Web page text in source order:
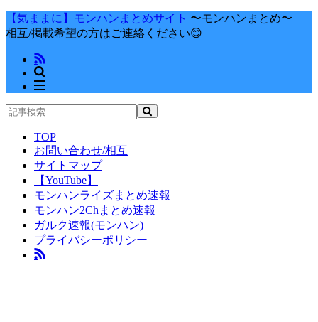
【気ままに】モンハンまとめサイト 〜モンハンまとめ〜
相互/掲載希望の方はご連絡ください😊
TOP
お問い合わせ/相互
サイトマップ
【YouTube】
モンハンライズまとめ速報
モンハン2Chまとめ速報
ガルク速報(モンハン)
プライバシーポリシー